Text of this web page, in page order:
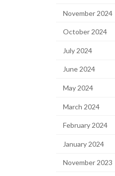
November 2024
October 2024
July 2024
June 2024
May 2024
March 2024
February 2024
January 2024
November 2023